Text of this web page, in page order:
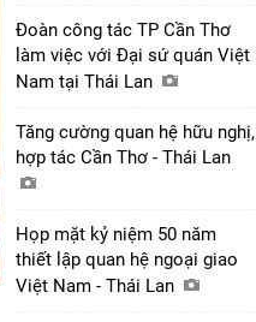
Đoàn công tác TP Cần Thơ
làm việc với Đại sứ quán Việt
Nam tại Thái Lan
Tăng cường quan hệ hữu nghị,
hợp tác Cần Thơ - Thái Lan
Họp mặt kỷ niệm 50 năm
thiết lập quan hệ ngoại giao
Việt Nam - Thái Lan